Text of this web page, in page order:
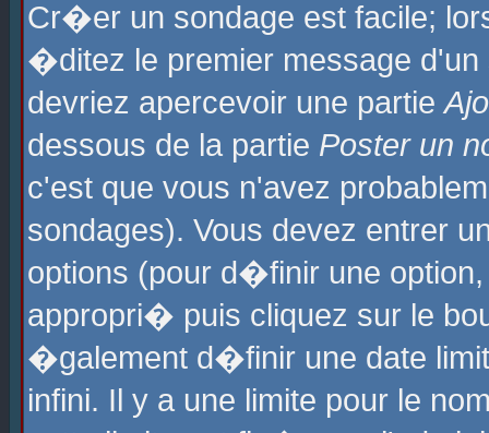
Cr�er un sondage est facile;
�ditez le premier message
devriez apercevoir une partie
dessous de la partie Poster un
c'est que vous n'avez
sondages). Vous devez entrer
options (pour d�finir une
appropri� puis cliquez sur le
�galement d�finir une date
infini. Il y a une limite pour le